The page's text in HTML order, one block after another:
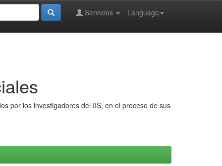
Language
Servicios
por los investigadores del IIS, en el proceso de sus